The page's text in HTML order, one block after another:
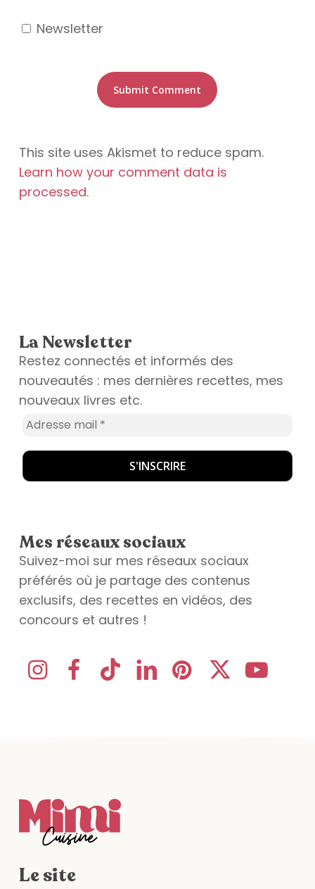
Newsletter
This site uses Akismet to reduce spam.
Learn how your comment data is
processed.
La Newsletter
Restez connectés et informés des
nouveautés : mes dernières recettes, mes
nouveaux livres etc.
Mes réseaux sociaux
Suivez-moi sur mes réseaux sociaux
préférés où je partage des contenus
exclusifs, des recettes en vidéos, des
concours et autres !
Le site